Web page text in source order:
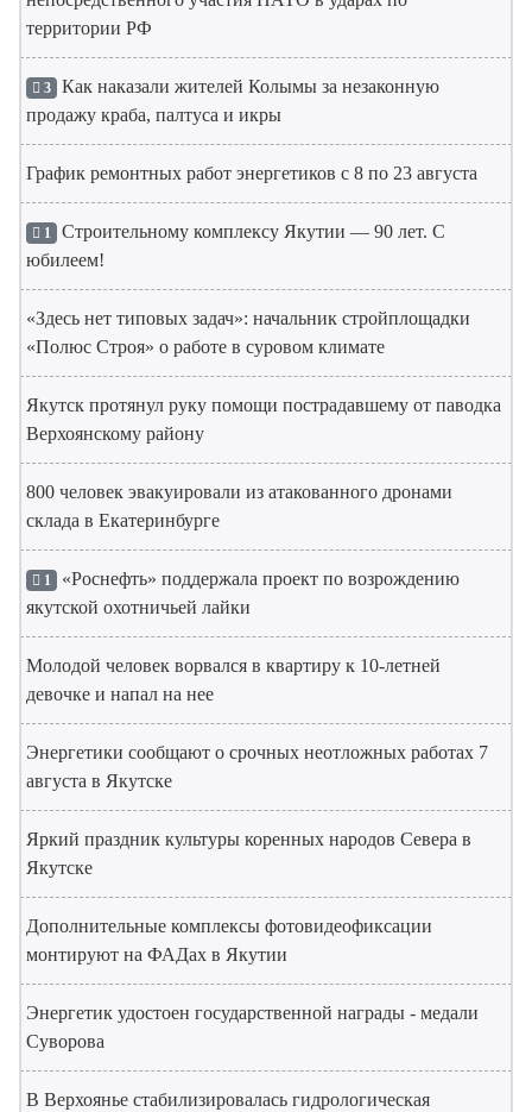
территории РФ
3 Как наказали жителей Колымы за незаконную
продажу краба, палтуса и икры
График ремонтных работ энергетиков с 8 по 23 августа
1 Строительному комплексу Якутии — 90 лет. С
юбилеем!
«Здесь нет типовых задач»: начальник стройплощадки
«Полюс Строя» о работе в суровом климате
Якутск протянул руку помощи пострадавшему от паводка
Верхоянскому району
800 человек эвакуировали из атакованного дронами
склада в Екатеринбурге
1 «Роснефть» поддержала проект по возрождению
якутской охотничьей лайки
Молодой человек ворвался в квартиру к 10-летней
девочке и напал на нее
Энергетики сообщают о срочных неотложных работах 7
августа в Якутске
Яркий праздник культуры коренных народов Севера в
Якутске
Дополнительные комплексы фотовидеофиксации
монтируют на ФАДах в Якутии
Энергетик удостоен государственной награды - медали
Суворова
В Верхоянье стабилизировалась гидрологическая